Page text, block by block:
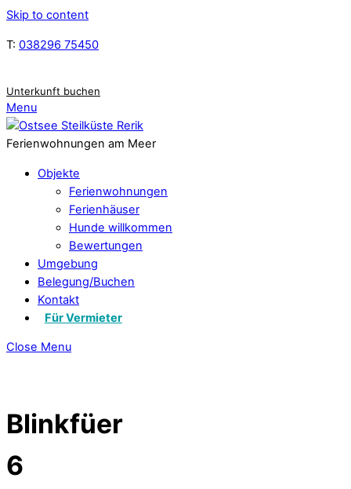
Skip to content
T: 038296 75450
Unterkunft buchen
Menu
Ferienwohnungen am Meer
Objekte
Ferienwohnungen
Ferienhäuser
Hunde willkommen
Bewertungen
Umgebung
Belegung/Buchen
Kontakt
Für Vermieter
Close Menu
Blinkfüer
6